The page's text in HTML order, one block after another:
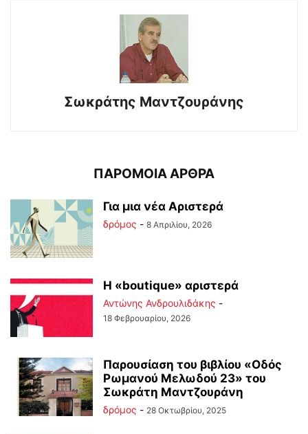
Σωκράτης Μαντζουράνης
ΠΑΡΟΜΟΙΑ ΑΡΘΡΑ
Για μια νέα Αριστερά
δρόμος - 8 Απριλίου, 2026
Η «boutique» αριστερά
Αντώνης Ανδρουλιδάκης -
18 Φεβρουαρίου, 2026
Παρουσίαση του βιβλίου «Οδός
Ρωμανού Μελωδού 23» του
Σωκράτη Μαντζουράνη
δρόμος - 28 Οκτωβρίου, 2025